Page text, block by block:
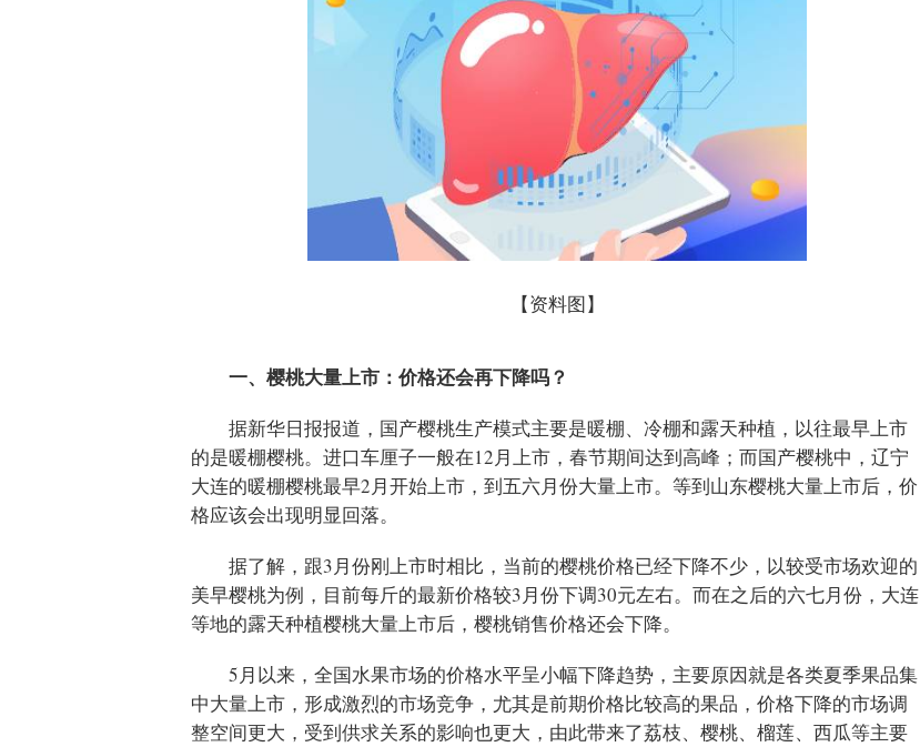
【资料图】
一、樱桃大量上市：价格还会再下降吗？
据新华日报报道，国产樱桃生产模式主要是暖棚、冷棚和露天种植，以往最早上市
的是暖棚樱桃。进口车厘子一般在12月上市，春节期间达到高峰；而国产樱桃中，辽宁
大连的暖棚樱桃最早2月开始上市，到五六月份大量上市。等到山东樱桃大量上市后，价
格应该会出现明显回落。
据了解，跟3月份刚上市时相比，当前的樱桃价格已经下降不少，以较受市场欢迎的
美早樱桃为例，目前每斤的最新价格较3月份下调30元左右。而在之后的六七月份，大连
等地的露天种植樱桃大量上市后，樱桃销售价格还会下降。
5月以来，全国水果市场的价格水平呈小幅下降趋势，主要原因就是各类夏季果品集
中大量上市，形成激烈的市场竞争，尤其是前期价格比较高的果品，价格下降的市场调
整空间更大，受到供求关系的影响也更大，由此带来了荔枝、樱桃、榴莲、西瓜等主要